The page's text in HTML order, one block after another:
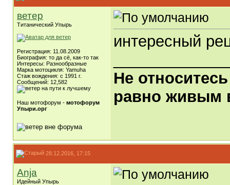
ветер
Титанический Упырь
Регистрация: 11.08.2009
Биография: то да сё, как-то так
Интересы: Разнообразные
Марка мотоцикля: Yamuha
Стаж вождения: с 1991 г.
Сообщений: 12,582
Наш мотофорум - мотофорум
Упыри.орг
интересный
Не
равно живым
28.12.2016, 17:15
Anja
Идейный Упырь